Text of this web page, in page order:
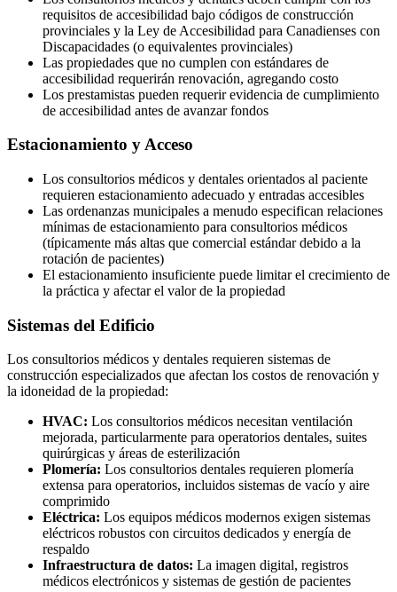
requisitos de accesibilidad bajo códigos de construcción
provinciales y la Ley de Accesibilidad para Canadienses con
Discapacidades (o equivalentes provinciales)
Las propiedades que no cumplen con estándares de
accesibilidad requerirán renovación, agregando costo
Los prestamistas pueden requerir evidencia de cumplimiento
de accesibilidad antes de avanzar fondos
Estacionamiento y Acceso
Los consultorios médicos y dentales orientados al paciente
requieren estacionamiento adecuado y entradas accesibles
Las ordenanzas municipales a menudo especifican relaciones
mínimas de estacionamiento para consultorios médicos
(típicamente más altas que comercial estándar debido a la
rotación de pacientes)
El estacionamiento insuficiente puede limitar el crecimiento de
la práctica y afectar el valor de la propiedad
Sistemas del Edificio
Los consultorios médicos y dentales requieren sistemas de
construcción especializados que afectan los costos de renovación y
la idoneidad de la propiedad:
HVAC: Los consultorios médicos necesitan ventilación
mejorada, particularmente para operatorios dentales, suites
quirúrgicas y áreas de esterilización
Plomería: Los consultorios dentales requieren plomería
extensa para operatorios, incluidos sistemas de vacío y aire
comprimido
Eléctrica: Los equipos médicos modernos exigen sistemas
eléctricos robustos con circuitos dedicados y energía de
respaldo
Infraestructura de datos: La imagen digital, registros
médicos electrónicos y sistemas de gestión de pacientes